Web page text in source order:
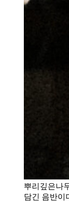
뿌리깊은나
담긴 음반이